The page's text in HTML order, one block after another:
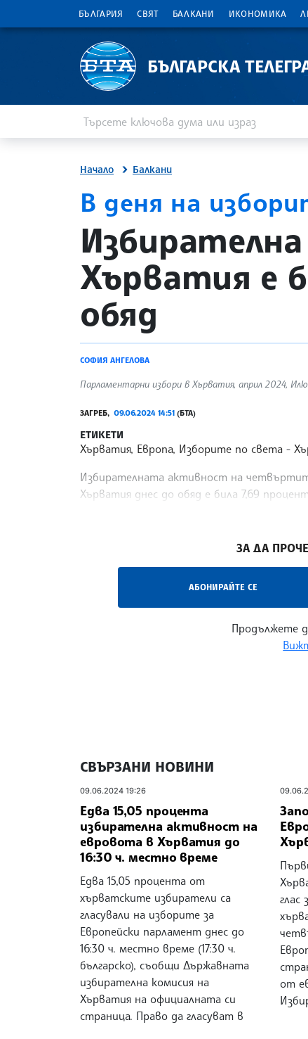
БЪЛГАРИЯ СВЯТ БАЛКАНИ ИКОНОМИКА
БЪЛГАРСКА
Начало Балкани
В деня на
site.bta
Хърватия е
обяд
СОФИЯ АНГЕЛОВА
Парламентарни избори в Хърватия, април 2024,
ЗАГРЕБ, 09.06.2024 14:51 (БТА)
ЕТИКЕТИ
Хърватия, Европа, Изборите по света
Избирателната активност на
Хърватия днес до обяд е била 7,69
ЗА ДА
АБОНИРАЙТЕ СЕ
Продължете
СВЪРЗАНИ НОВИНИ
09.06.2024 19:26
Едва 15,05 процента
избирателна активност на
евровота в Хърватия до
16:30 ч. местно време
Едва 15,05 процента от
хърватските избиратели са
гласували на изборите за
Европейски парламент днес до
16:30 ч. местно време (17:30 ч.
българско), съобщи Държавната
избирателна комисия на
Хърватия на официалната си
страница. Право да гласуват в
глас
от